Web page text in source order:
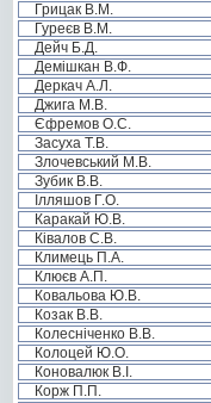
Грицак В.М.
Гуреєв В.М.
Дейч Б.Д.
Демішкан В.Ф.
Деркач А.Л.
Джига М.В.
Єфремов О.С.
Засуха Т.В.
Злочевський М.В.
Зубик В.В.
Ілляшов Г.О.
Каракай Ю.В.
Ківалов С.В.
Климець П.А.
Клюєв А.П.
Ковальова Ю.В.
Козак В.В.
Колесніченко В.В.
Колоцей Ю.О.
Коновалюк В.І.
Корж П.П.